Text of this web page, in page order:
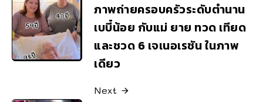
ภาพถ่ายครอบครัวระดับตำนาน
เบบี๋น้อย กับแม่ ยาย ทวด เทียด
และชวด 6 เจเนอเรชัน ในภาพ
เดียว
Next